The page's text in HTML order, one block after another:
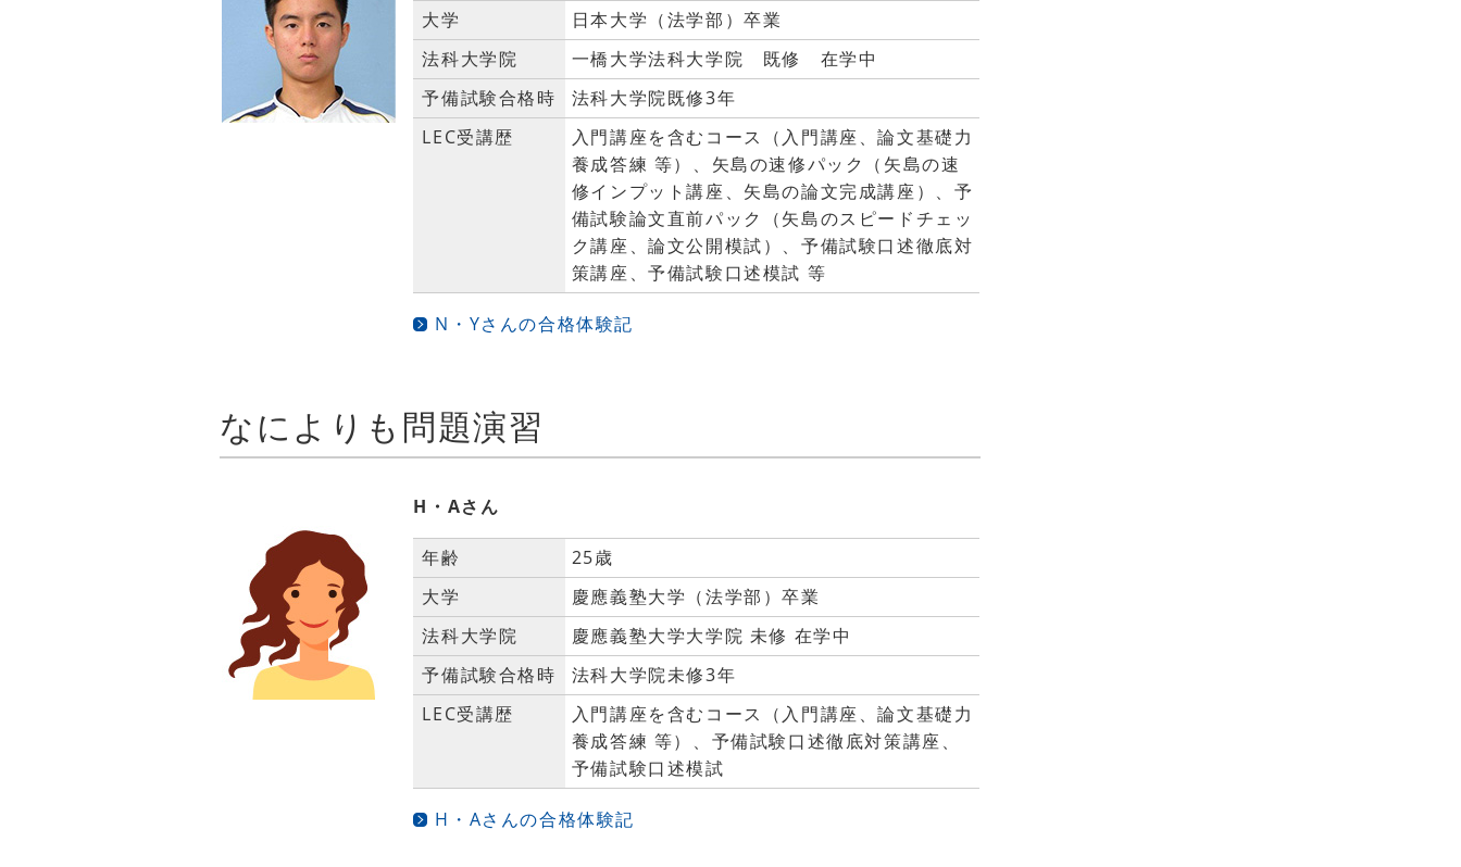
大学
日本大学（法学部）卒業
法科大学院
一橋大学法科大学院 既修 在学中
予備試験合格時
法科大学院既修3年
LEC受講歴
入門講座を含むコース（入門講座、論文基礎力
養成答練 等）、矢島の速修パック（矢島の速
修インプット講座、矢島の論文完成講座）、予
備試験論文直前パック（矢島のスピードチェッ
ク講座、論文公開模試）、予備試験口述徹底対
策講座、予備試験口述模試 等
N・Yさんの合格体験記
なによりも問題演習
H・Aさん
年齢
25歳
大学
慶應義塾大学（法学部）卒業
法科大学院
慶應義塾大学大学院 未修 在学中
予備試験合格時
法科大学院未修3年
LEC受講歴
入門講座を含むコース（入門講座、論文基礎力
養成答練 等）、予備試験口述徹底対策講座、
予備試験口述模試
H・Aさんの合格体験記